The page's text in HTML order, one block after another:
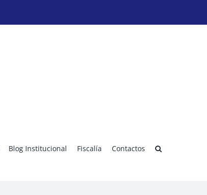
Blog Institucional Fiscalía Contactos